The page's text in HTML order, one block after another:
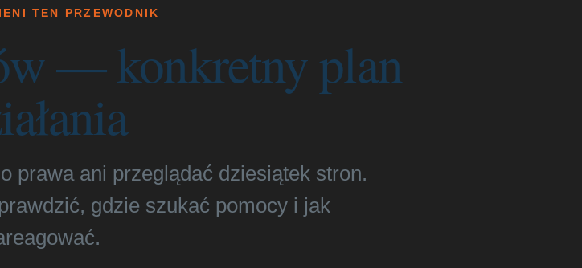
TEN PRZEWODNIK
— konkretny plan
prawa ani przeglądać dziesiątek stron.
gdzie szukać pomocy i jak